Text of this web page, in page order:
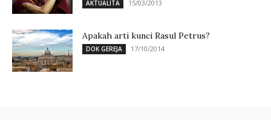
AKTUALITA 15/03/2013
Apakah arti kunci Rasul Petrus?
DOK GEREJA 17/10/2014